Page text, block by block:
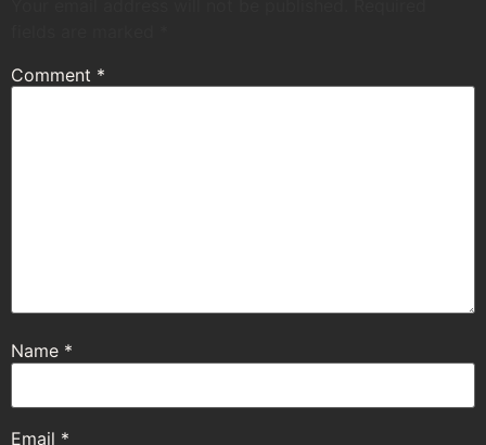
Comment *
Name *
Email *